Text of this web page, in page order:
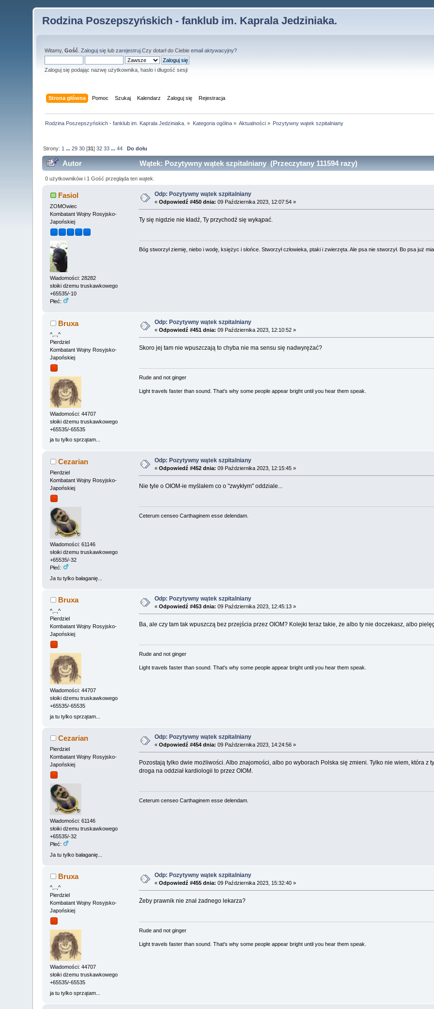
Rodzina Poszepszyńskich - fanklub im. Kaprala Jedziniaka.
Witamy,Gość .Zaloguj się lubzarejestruj .Czy dotarł do Ciebieemail aktywacyjny?
Zaloguj się podając nazwę użytkownika, hasło i długość sesji
Strona główna Pomoc Szukaj Kalendarz Zaloguj się Rejestracja
Rodzina Poszepszyńskich - fanklub im. Kaprala Jedziniaka. » Kategoria ogólna» Aktualności » Pozytywny wątek szpitalniany
Strony: 1 ...29 30 [31]32 33 ...44 Do dołu
Autor Wątek: Pozytywny wątek szpitalniany (Przeczytany 111594 razy)
0 użytkowników i 1 Gość przegląda ten wątek.
Fasiol
ZOMOwiec
Kombatant Wojny Rosyjsko-
Japońskiej
Wiadomości: 28282
słoiki dżemu truskawkowego
+65535/-10
Płeć:
Odp: Pozytywny wątek szpitalniany
«Odpowiedź #450 dnia: 09 Października 2023, 12:07:54 »
Ty się nigdzie nie kładź, Ty przychodź się wykąpać.
Bóg stworzył ziemię, niebo i wodę, księżyc i słońce. Stworzył człowieka, ptaki i zwierzęta. Ale psa nie stworzył. Bo psa już
Bruxa
^,..,^
Pierdziel
Kombatant Wojny Rosyjsko-
Japońskiej
Wiadomości: 44707
słoiki dżemu truskawkowego
+65535/-65535
ja tu tylko sprzątam...
Odp: Pozytywny wątek szpitalniany
«Odpowiedź #451 dnia: 09 Października 2023, 12:10:52 »
Skoro jej tam nie wpuszczają to chyba nie ma sensu się nadwyrężać?
Rude and not ginger
Light travels faster than sound. That's why some people appear bright until you hear them speak.
Cezarian
Pierdziel
Kombatant Wojny Rosyjsko-
Japońskiej
Wiadomości: 61146
słoiki dżemu truskawkowego
+65535/-32
Płeć:
Ja tu tylko bałaganię...
Odp: Pozytywny wątek szpitalniany
«Odpowiedź #452 dnia: 09 Października 2023, 12:15:45 »
Nie tyle o OIOM-ie myślałem co o "zwykłym" oddziale...
Ceterum censeo Carthaginem esse delendam.
Bruxa
^,..,^
Pierdziel
Kombatant Wojny Rosyjsko-
Japońskiej
Wiadomości: 44707
słoiki dżemu truskawkowego
+65535/-65535
ja tu tylko sprzątam...
Odp: Pozytywny wątek szpitalniany
«Odpowiedź #453 dnia: 09 Października 2023, 12:45:13 »
Ba, ale czy tam tak wpuszczą bez przejścia przez OIOM? Kolejki teraz takie, że albo ty nie doczekasz, albo
Rude and not ginger
Light travels faster than sound. That's why some people appear bright until you hear them speak.
Cezarian
Pierdziel
Kombatant Wojny Rosyjsko-
Japońskiej
Wiadomości: 61146
słoiki dżemu truskawkowego
+65535/-32
Płeć:
Ja tu tylko bałaganię...
Odp: Pozytywny wątek szpitalniany
«Odpowiedź #454 dnia: 09 Października 2023, 14:24:56 »
Pozostają tylko dwie możliwości. Albo znajomości, albo po wyborach Polska się zmieni. Tylko nie wiem, która z
droga na oddział kardiologii to przez OIOM.
Ceterum censeo Carthaginem esse delendam.
Bruxa
^,..,^
Pierdziel
Kombatant Wojny Rosyjsko-
Japońskiej
Wiadomości: 44707
słoiki dżemu truskawkowego
+65535/-65535
ja tu tylko sprzątam...
Odp: Pozytywny wątek szpitalniany
«Odpowiedź #455 dnia: 09 Października 2023, 15:32:40 »
Żeby prawnik nie znał żadnego lekarza?
Rude and not ginger
Light travels faster than sound. That's why some people appear bright until you hear them speak.